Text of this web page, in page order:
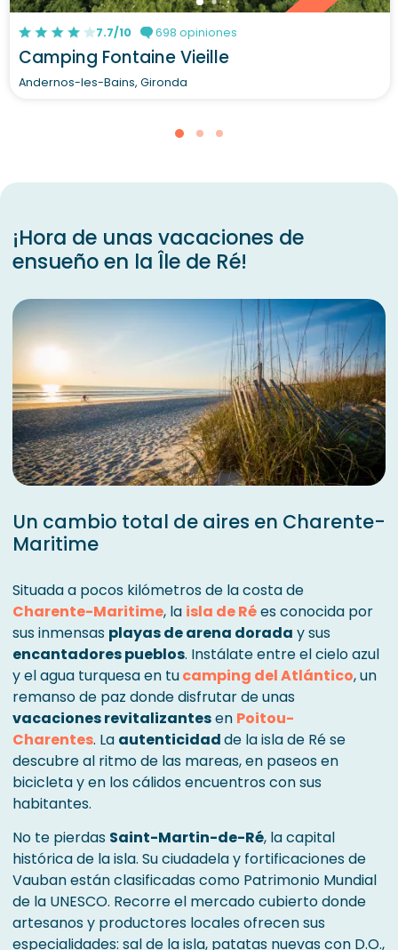
7.7/10 698 opiniones
Camping Fontaine Vieille
Andernos-les-Bains, Gironda
¡Hora de unas vacaciones de
ensueño en la Île de Ré!
Un cambio total de aires en Charente-
Maritime
Situada a pocos kilómetros de la costa de
Charente-Maritime, la isla de Rées conocida por
sus inmensas playas de arena dorada y sus
encantadores pueblos. Instálate entre el cielo azul
y el agua turquesa en tucamping del Atlántico, un
remanso de paz donde disfrutar de unas
vacaciones revitalizantesen Poitou-
Charentes. La autenticidadde la isla de Ré se
descubre al ritmo de las mareas, en paseos en
bicicleta y en los cálidos encuentros con sus
habitantes.
No te pierdas Saint-Martin-de-Ré, la capital
histórica de la isla. Su ciudadela y fortificaciones de
Vauban están clasificadas como Patrimonio Mundial
de la UNESCO. Recorre el mercado cubierto donde
artesanos y productores locales ofrecen sus
especialidades: sal de la isla, patatas nuevas con D.O.,